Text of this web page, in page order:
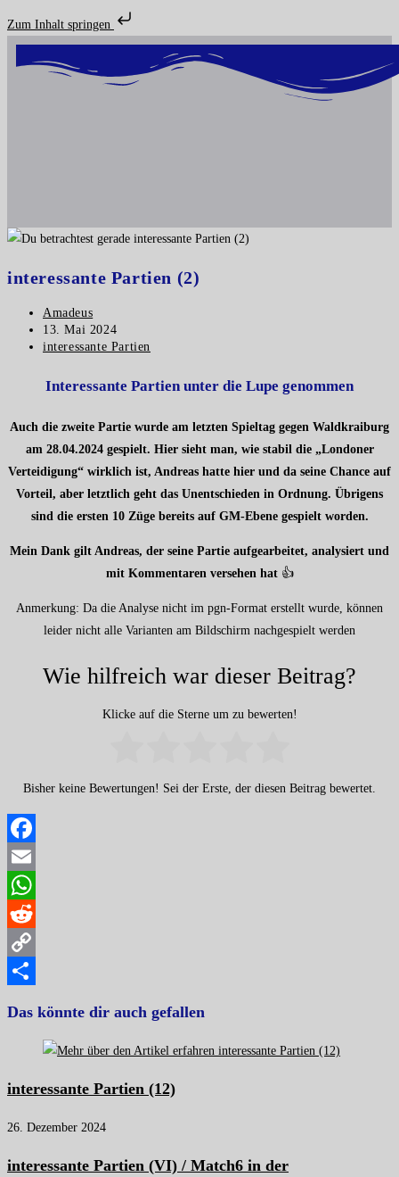
Zum Inhalt springen
interessante Partien (2)
Amadeus
13. Mai 2024
interessante Partien
Interessante Partien unter die Lupe genommen
Auch die zweite Partie wurde am letzten Spieltag gegen Waldkraiburg
am 28.04.2024 gespielt. Hier sieht man, wie stabil die „Londoner
Verteidigung“ wirklich ist, Andreas hatte hier und da seine Chance auf
Vorteil, aber letztlich geht das Unentschieden in Ordnung. Übrigens
sind die ersten 10 Züge bereits auf GM-Ebene gespielt worden.
Mein Dank gilt Andreas, der seine Partie aufgearbeitet, analysiert und
mit Kommentaren versehen hat 👍
Anmerkung: Da die Analyse nicht im pgn-Format erstellt wurde, können
leider nicht alle Varianten am Bildschirm nachgespielt werden
Wie hilfreich war dieser Beitrag?
Klicke auf die Sterne um zu bewerten!
Bisher keine Bewertungen! Sei der Erste, der diesen Beitrag bewertet.
Facebook
Email
WhatsApp
Reddit
Copy
Das könnte dir auch gefallen
interessante Partien (12)
26. Dezember 2024
interessante Partien (VI) / Match6 in der